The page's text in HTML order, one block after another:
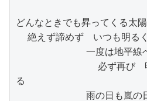
どんなときでも昇ってくる太
絶えず諦めず　いつも明る
一度は地平線
必ず再び　
る
雨の日も嵐の